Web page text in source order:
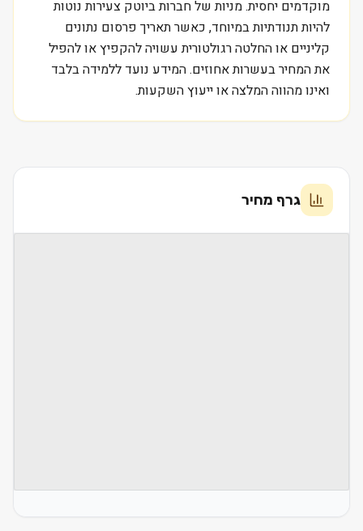
מוקדמים יחסית. מניות של חברות ביוטק צעירות נוטות
להיות תנודתיות במיוחד, כאשר תאריך פרסום נתונים
קליניים או החלטה רגולטורית עשויה להקפיץ או להפיל
את המחיר בעשרות אחוזים. המידע נועד ללמידה בלבד
ואינו מהווה המלצה או ייעוץ השקעות.
גרף מחיר